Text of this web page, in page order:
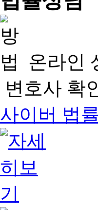
온라인
변호사 확
사이버 법